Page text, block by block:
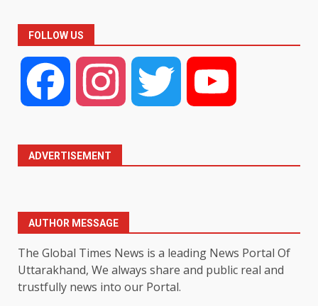
FOLLOW US
Facebook Instagram Twitter
ADVERTISEMENT
AUTHOR MESSAGE
The Global Times News is a leading News Portal Of
Uttarakhand, We always share and public real and
trustfully news into our Portal.